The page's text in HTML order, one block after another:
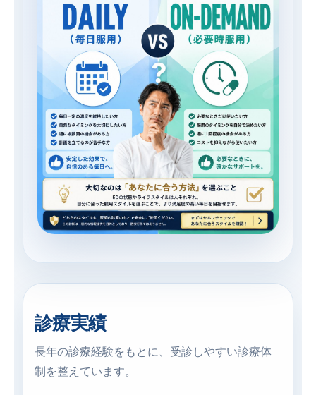
診療実績
長年の診療経験をもとに、受診しやすい診療体
制を整えています。